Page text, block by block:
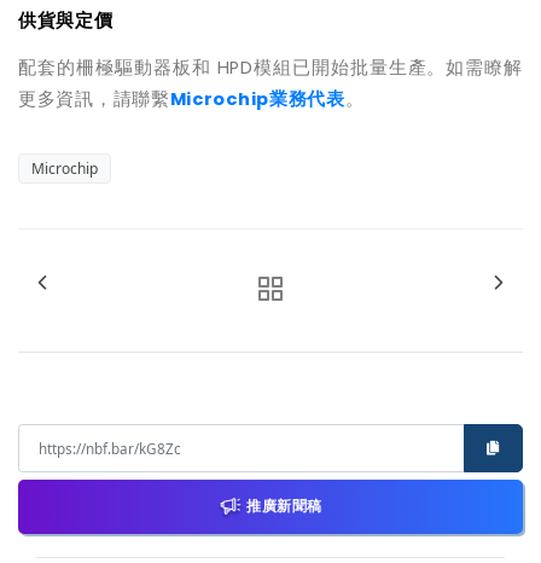
供貨與定價
配套的柵極驅動器板和 HPD模組已開始批量生產。如需瞭解
更多資訊，請聯繫Microchip業務代表。
Microchip
推廣新聞稿